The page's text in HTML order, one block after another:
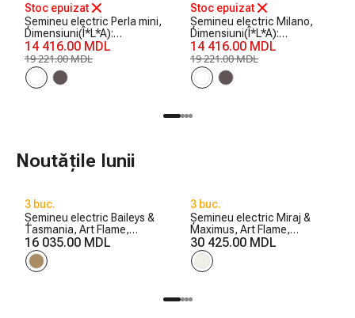
Stoc epuizat
Șemineu electric Perla mini,
Dimensiuni(Î*L*A):
1020*1200*330 mm, 1500
W
14 416.00 MDL
19 221.00 MDL
Stoc epuizat
Șemineu electric Milano,
Dimensiuni(Î*L*A):
1020*1200*330 mm, 1500
W
14 416.00 MDL
19 221.00 MDL
Noutățile lunii
3 buc.
Șemineu electric Baileys &
Tasmania, Art Flame,
560x1700x270 mm, 1500W,
2 trepte de încălzire, 5
niveluri ale intensității
16 035.00 MDL
3 buc.
Șemineu electric Miraj &
Maximus, Art Flame,
1250x1500x350 mm,
1500W, 3 culori ale
flăcărilor, 5 niveluri ale
30 425.00 MDL